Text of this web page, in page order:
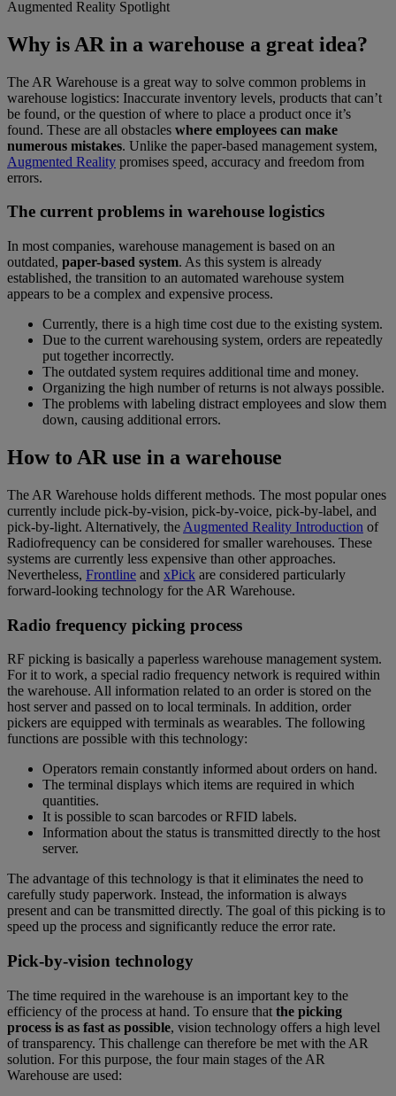
Augmented Reality Spotlight
Why is AR in a warehouse a great idea?
The AR Warehouse is a great way to solve common problems in
warehouse logistics: Inaccurate inventory levels, products that can’t
be found, or the question of where to place a product once it’s
found. These are all obstacles where employees can make
numerous mistakes. Unlike the paper-based management system,
Augmented Reality promises speed, accuracy and freedom from
errors.
The current problems in warehouse logistics
In most companies, warehouse management is based on an
outdated, paper-based system. As this system is already
established, the transition to an automated warehouse system
appears to be a complex and expensive process.
Currently, there is a high time cost due to the existing system.
Due to the current warehousing system, orders are repeatedly
put together incorrectly.
The outdated system requires additional time and money.
Organizing the high number of returns is not always possible.
The problems with labeling distract employees and slow them
down, causing additional errors.
How to AR use in a warehouse
The AR Warehouse holds different methods. The most popular ones
currently include pick-by-vision, pick-by-voice, pick-by-label, and
pick-by-light. Alternatively, the Augmented Reality Introduction of
Radiofrequency can be considered for smaller warehouses. These
systems are currently less expensive than other approaches.
Nevertheless, Frontline and xPick are considered particularly
forward-looking technology for the AR Warehouse.
Radio frequency picking process
RF picking is basically a paperless warehouse management system.
For it to work, a special radio frequency network is required within
the warehouse. All information related to an order is stored on the
host server and passed on to local terminals. In addition, order
pickers are equipped with terminals as wearables. The following
functions are possible with this technology:
Operators remain constantly informed about orders on hand.
The terminal displays which items are required in which
quantities.
It is possible to scan barcodes or RFID labels.
Information about the status is transmitted directly to the host
server.
The advantage of this technology is that it eliminates the need to
carefully study paperwork. Instead, the information is always
present and can be transmitted directly. The goal of this picking is to
speed up the process and significantly reduce the error rate.
Pick-by-vision technology
The time required in the warehouse is an important key to the
efficiency of the process at hand. To ensure that the picking
process is as fast as possible, vision technology offers a high level
of transparency. This challenge can therefore be met with the AR
solution. For this purpose, the four main stages of the AR
Warehouse are used: